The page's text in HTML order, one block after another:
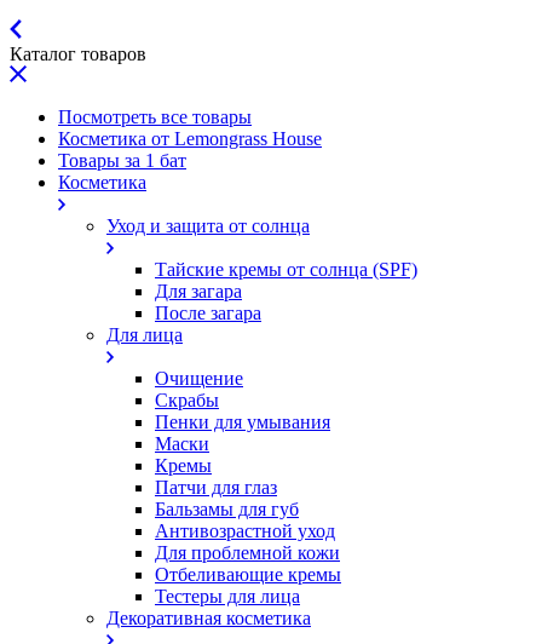
Каталог товаров
Посмотреть все товары
Косметика от Lemongrass House
Товары за 1 бат
Косметика
Уход и защита от солнца
Тайские кремы от солнца (SPF)
Для загара
После загара
Для лица
Очищение
Скрабы
Пенки для умывания
Маски
Кремы
Патчи для глаз
Бальзамы для губ
Антивозрастной уход
Для проблемной кожи
Oтбеливающие кремы
Тестеры для лица
Декоративная косметика